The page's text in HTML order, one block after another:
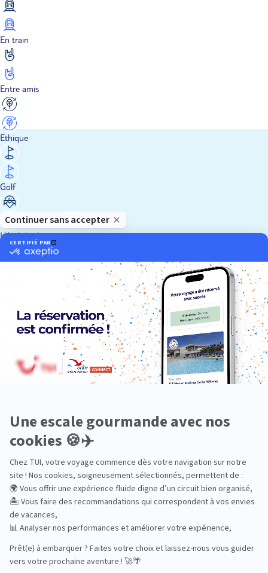
En train
Entre amis
Ethique
Golf
Hôtel de charme
Luxe
Plongée
Premium